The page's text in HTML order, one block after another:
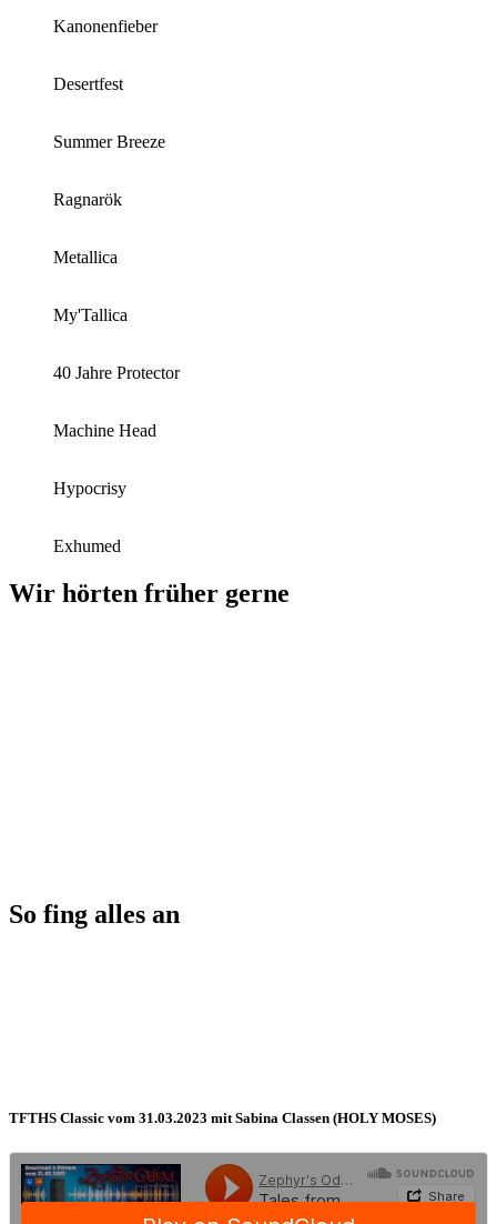
Kanonenfieber
Desertfest
Summer Breeze
Ragnarök
Metallica
My'Tallica
40 Jahre Protector
Machine Head
Hypocrisy
Exhumed
Wir hörten früher gerne
So fing alles an
TFTHS Classic vom 31.03.2023 mit Sabina Classen (HOLY MOSES)